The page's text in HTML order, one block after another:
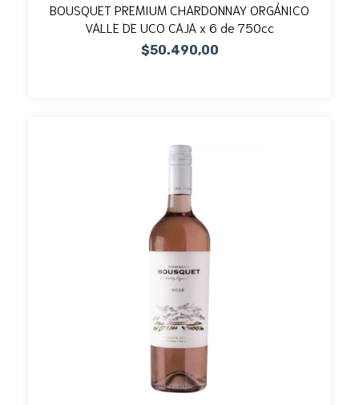
BOUSQUET PREMIUM CHARDONNAY ORGÁNICO
VALLE DE UCO CAJA x 6 de 750cc
$50.490,00